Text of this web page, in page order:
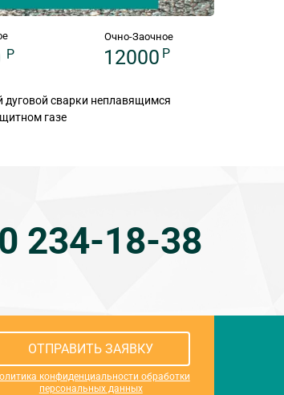
P
Очно-Заочное
12000 P
сварки неплавящимся
газе
234-18-38
ОТПРАВИТЬ ЗАЯВКУ
конфиденциальности обработки
персональных данных